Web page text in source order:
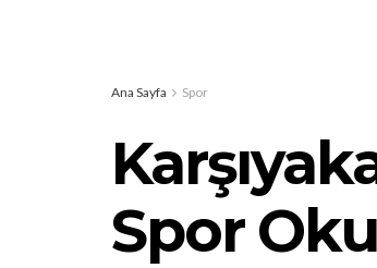
Ana Sayfa Spor
Spor